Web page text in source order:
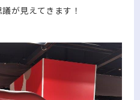
が見えてきます！